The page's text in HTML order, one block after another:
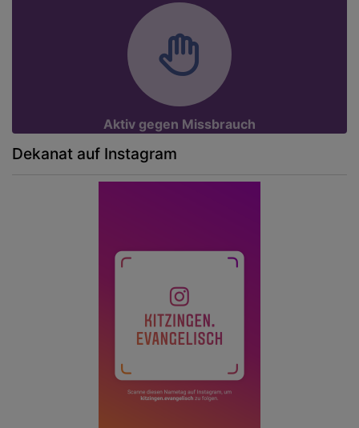
Aktiv gegen Missbrauch
Dekanat auf Instagram